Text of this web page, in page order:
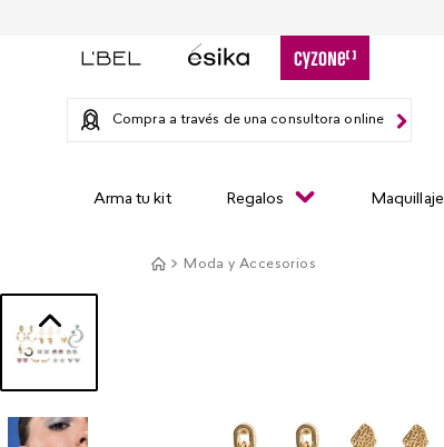
Compra a través de una consultora online
Arma tu kit Regalos Maquillaje
Moda y Accesorios